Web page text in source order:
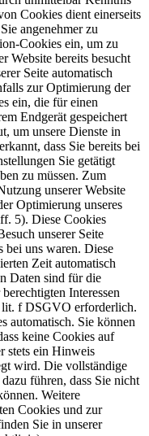
Cookies dient einerseits
angenehmer zu
Cookies ein, um zu
Website bereits besucht
Seite automatisch
zur Optimierung der
ein, die für einen
Endgerät gespeichert
um unsere Dienste in
dass Sie bereits bei
Sie getätigt
zu müssen. Zum
unserer Website
Optimierung unseres
5). Diese Cookies
unserer Seite
bei uns waren. Diese
Zeit automatisch
Daten sind für die
Interessen
f DSGVO erforderlich.
automatisch. Sie können
keine Cookies auf
stets ein Hinweis
wird. Die vollständige
führen, dass Sie nicht
Weitere
Cookies und zur
Sie in unserer